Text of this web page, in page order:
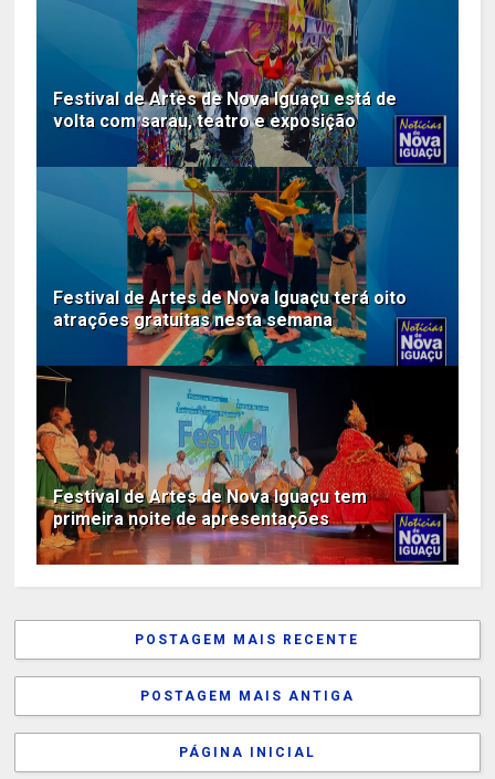
Festival de Artes de Nova Iguaçu está de
volta com sarau, teatro e exposição
Festival de Artes de Nova Iguaçu terá oito
atrações gratuitas nesta semana
Festival de Artes de Nova Iguaçu tem
primeira noite de apresentações
POSTAGEM MAIS RECENTE
POSTAGEM MAIS ANTIGA
PÁGINA INICIAL